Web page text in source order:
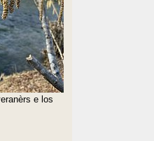
e los